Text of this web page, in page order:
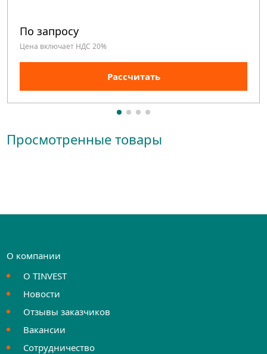
По запросу
Цена включает НДС 20%
Рассчитать
Просмотренные товары
О компании
О TINVEST
Новости
Отзывы заказчиков
Вакансии
Сотрудничество